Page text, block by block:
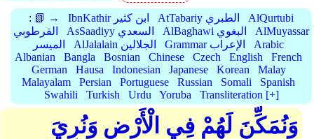
: 📗 → IbnKathir ابن كثير AtTabariy الطبري
AlQurtubi
القرطوبي
AsSaadiyy السعدي AlBaghawi البغوي
AlMuyassar
الميسر
AlJalalain الجلالين Grammar الإعراب
Arabic
Albanian
Bangla Bosnian Chinese Czech English
French
German
Hausa Indonesian Japanese Korean
Malay
Malayalam
Persian Portuguese Russian Somali
Spanish
Swahili
Turkish Urdu Yoruba Transliteration [+]
وَنُمَكِّنَ لَهُمْ فِي الْأَرْضِ وَنُرِيَ